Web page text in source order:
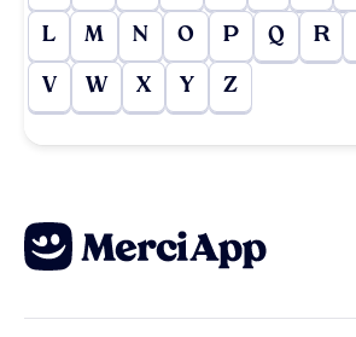
L M N O P Q R
V W X Y Z